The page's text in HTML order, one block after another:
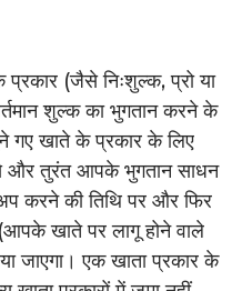
(जैसे निःशुल्क, प्रो या
शुल्क का भुगतान करने के
गए खाते के प्रकार के लिए
और तुरंत आपके भुगतान साधन
करने की तिथि पर और फिर
खाते पर लागू होने वाले
जाएगा। एक खाता प्रकार के